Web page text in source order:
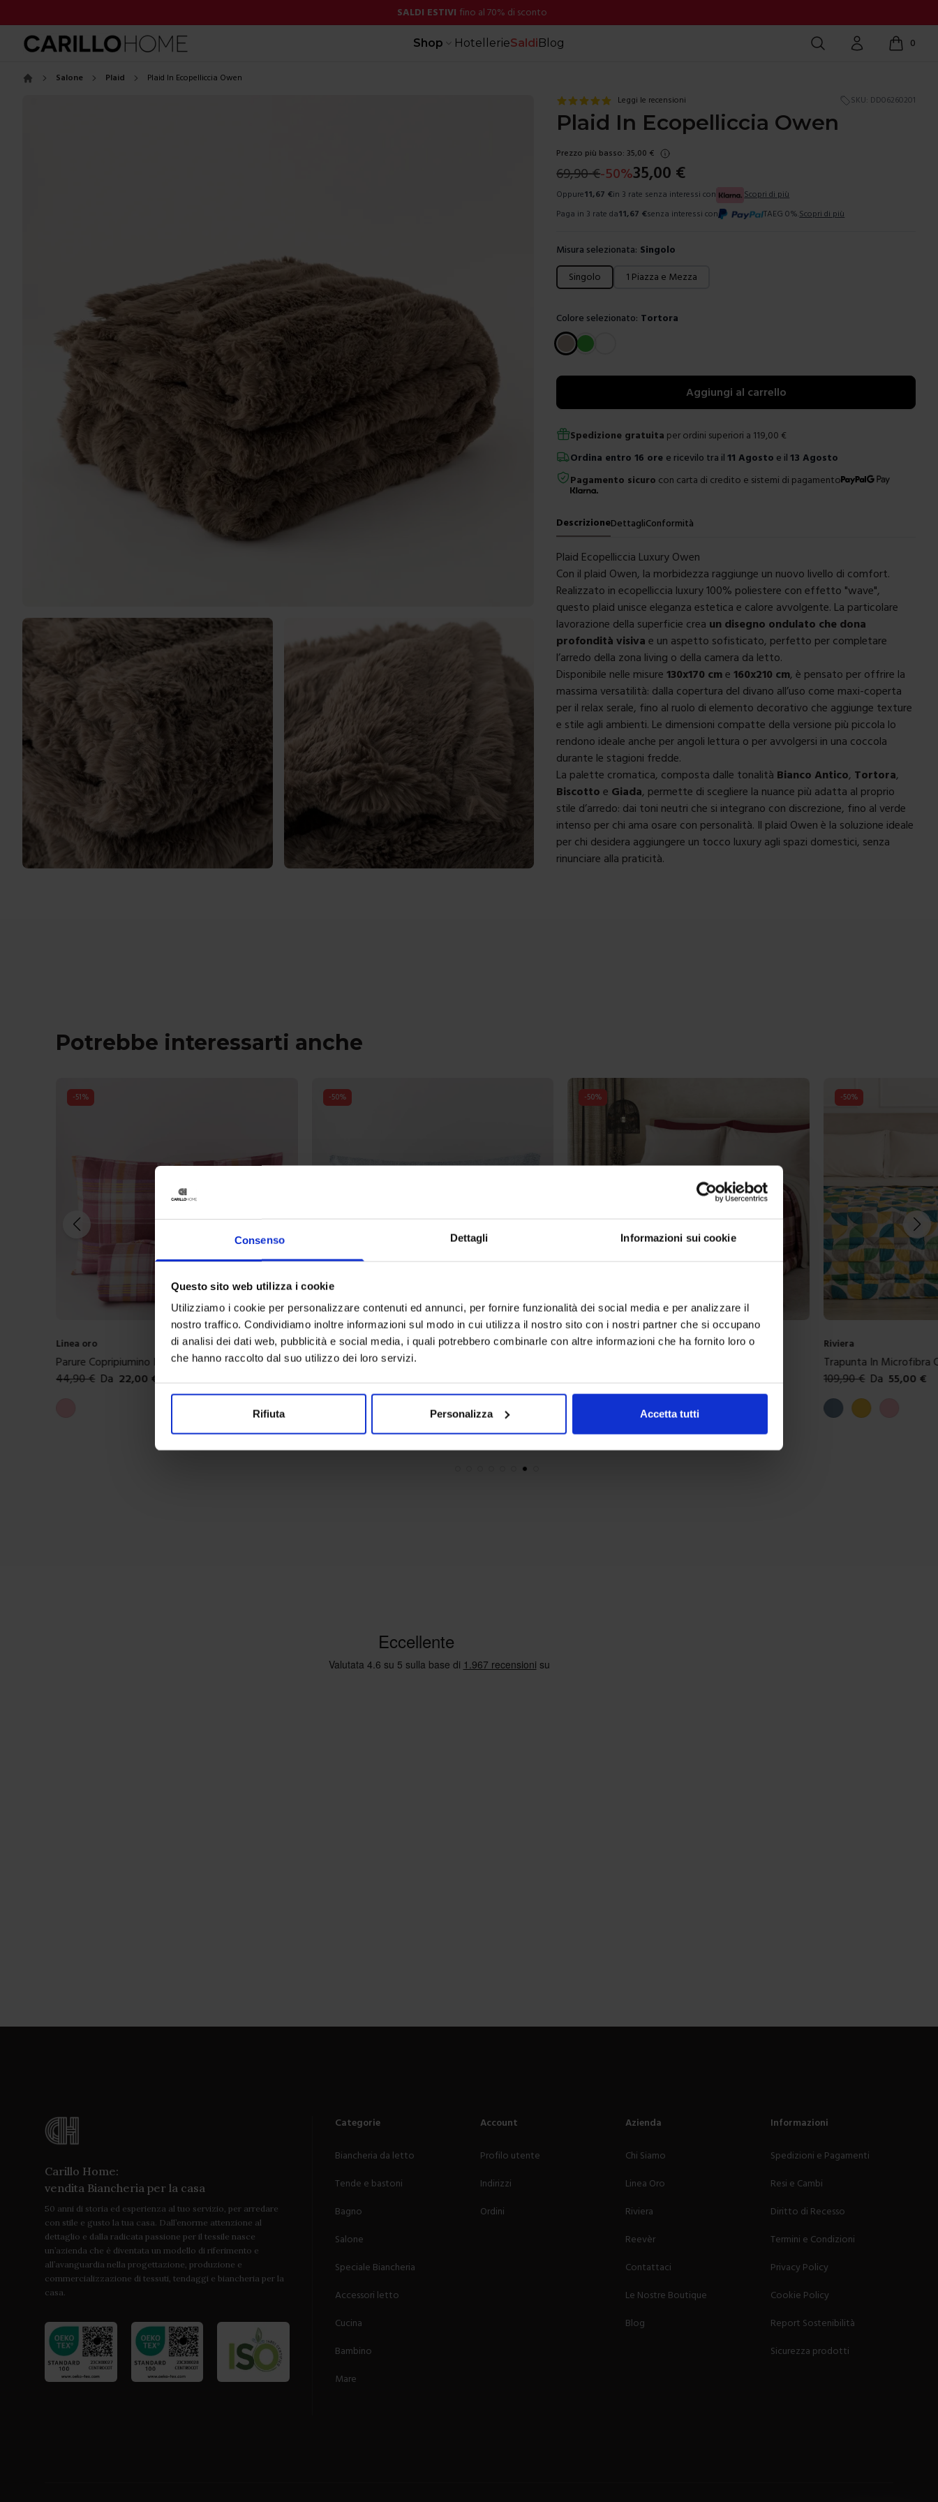
Consenso Dettagli Informazioni sui cookie
Questo sito web utilizza i cookie
Utilizziamo i cookie per personalizzare contenuti ed annunci, per fornire funzionalità dei social media e per analizzare il
nostro traffico. Condividiamo inoltre informazioni sul modo in cui utilizza il nostro sito con i nostri partner che si occupano
di analisi dei dati web, pubblicità e social media, i quali potrebbero combinarle con altre informazioni che ha fornito loro o
che hanno raccolto dal suo utilizzo dei loro servizi.
Rifiuta Personalizza Accetta tutti
SALDI ESTIVI fino al 70% di sconto
Shop HotellerieSaldiBlog Cerca Account 0
items in
Salone Plaid Plaid In Ecopelliccia Owen
Leggi le recensioni SKU: DD06260201
Plaid In Ecopelliccia Owen
Prezzo più basso: 35,00 €
69,90€-50%35,00 €
Oppure11,67 €in 3 rate senza interessi con
Scopri di più
Paga in 3 rate da11,67 €senza interessi con TAEG 0%. Scopri di più
Misura selezionata: Singolo
Scegli una misura
Singolo 1 Piazza e Mezza
Colore selezionato: Tortora
Scegli un colore
Aggiungi al carrello
Spedizione gratuita per ordini superiori a 119,00 €
Ordina entro16 ore e ricevilo tra il11 Agosto e il 13 Agosto
Pagamento sicuro con carta di credito e sistemi di pagamento
DescrizioneDettagliConformità
Plaid Ecopelliccia Luxury Owen
Con il plaid Owen, la morbidezza raggiunge un nuovo livello di comfort.
Realizzato in ecopelliccia luxury 100% poliestere con effetto "wave",
questo plaid unisce eleganza estetica e calore avvolgente. La particolare
lavorazione della superficie crea un disegno ondulato che dona
profondità visiva e un aspetto sofisticato, perfetto per completare
l’arredo della zona living o della camera da letto.
Disponibile nelle misure130x170 cme160x210 cm, è pensato per offrire la
massima versatilità: dalla copertura del divano all’uso come maxi-coperta
per il relax serale, fino al ruolo di elemento decorativo che aggiunge texture
e stile agli ambienti. Le dimensioni compatte della versione più piccola lo
rendono ideale anche per angoli lettura o per avvolgersi in una coccola
durante le stagioni fredde.
La palette cromatica, composta dalle tonalità Bianco Antico, Tortora,
Biscotto e Giada, permette di scegliere la nuance più adatta al proprio
stile d’arredo: dai toni neutri che si integrano con discrezione, fino al verde
intenso per chi ama osare con personalità. Il plaid Owen è la soluzione ideale
per chi desidera aggiungere un tocco luxury agli spazi domestici, senza
rinunciare alla praticità.
Potrebbe interessarti anche
-51%
Linea oro
Parure Copripiumino In Cotone Milot
44,90€ Da 22,00 €
-50%
Riviera
Parure Copripiumino In Flanella Cloudette
Colori disponibili
-50%
Linea oro
Colori disponibili
-50%
Riviera
Trapunta In Microfibra
109,90€ Da 55,00 €
Colori disponibili
Carta da zucchero
Giallo
Carillo Home:
vendita Biancheria per la casa
50 anni di storia ed esperienza al tuo servizio, per arredare
con stile e gusto la tua casa. Dall’enorme attenzione al
dettaglio e dalla radicata passione per il tessile nasce
un’azienda che è diventata un modello di riferimento e
all’avanguardia nella progettazione, produzione e
commercializzazione di tessuti, tendaggi e biancheria per la
casa.
Categorie
Biancheria da letto
Tende e bastoni
Bagno
Salone
Speciale Biancheria
Accessori letto
Cucina
Bambino
Mare
Account
Profilo utente
Indirizzi
Ordini
Azienda
Chi Siamo
Linea Oro
Riviera
Reevèr
Contattaci
Le Nostre Boutique
Blog
Informazioni
Spedizioni e Pagamenti
Resi e Cambi
Diritto di Recesso
Termini e Condizioni
Privacy Policy
Cookie Policy
Report Sostenibilità
Sicurezza prodotti